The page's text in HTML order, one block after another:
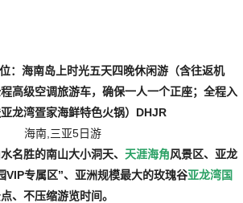
：海南岛上时光五天四晚休闲游（含往返机
高级空调旅游车，确保一人一个正座；全程入
龙湾疍家海鲜特色火锅）DHJR
海南,三亚5日游
名胜的南山大小洞天、 天涯海角风景区、亚龙
VIP专属区”、亚洲规模最大的玫瑰谷亚龙湾国
、不压缩游览时间。